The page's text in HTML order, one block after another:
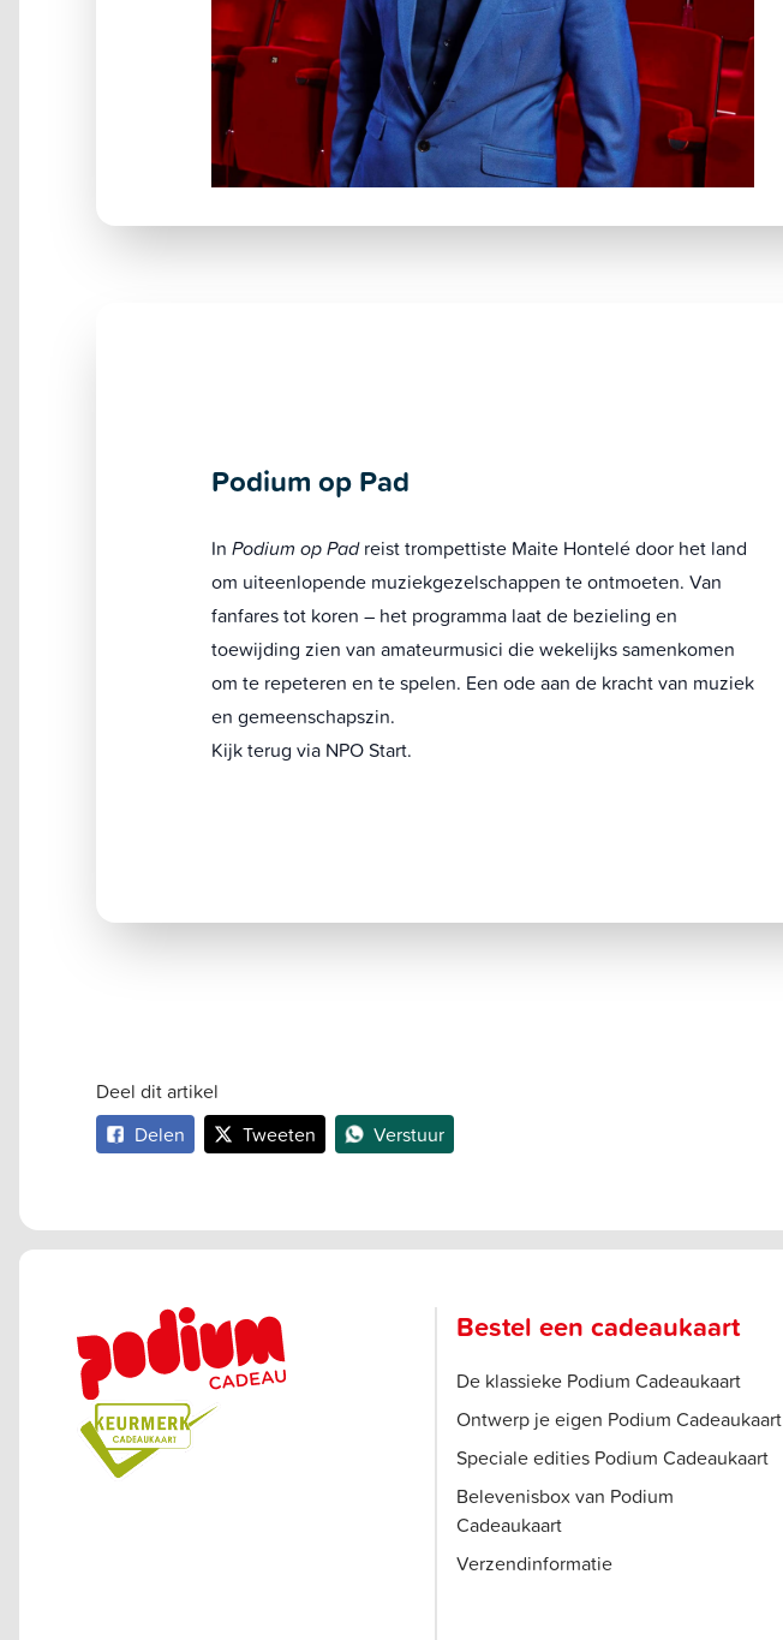
Podium op Pad
In Podium op Padreist trompettiste Maite Hontelé door het land
om uiteenlopende muziekgezelschappen te ontmoeten. Van
fanfares tot koren – het programma laat de bezieling en
toewijding zien van amateurmusici die wekelijks samenkomen
om te repeteren en te spelen. Een ode aan de kracht van muziek
en gemeenschapszin.
Kijk terug via NPO Start.
Deel dit artikel
Delen
Tweeten Verstuur
Bestel een cadeaukaart
De klassieke Podium Cadeaukaart
Ontwerp je eigen Podium Cadeaukaart
Speciale edities Podium Cadeaukaart
Belevenisbox van Podium
Cadeaukaart
Verzendinformatie